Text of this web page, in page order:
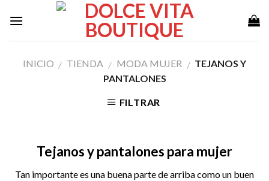
INICIO / TIENDA / MODA MUJER / TEJANOS Y
PANTALONES
FILTRAR
Tejanos y pantalones para mujer
Tan importante es una buena parte de arriba como un buen